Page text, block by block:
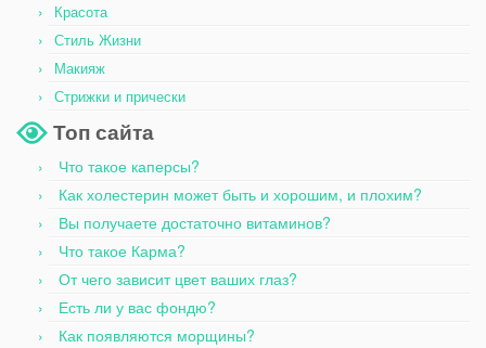
Красота
Стиль Жизни
Макияж
Стрижки и прически
Топ сайта
Что такое каперсы?
Как холестерин может быть и хорошим, и плохим?
Вы получаете достаточно витаминов?
Что такое Карма?
От чего зависит цвет ваших глаз?
Есть ли у вас фондю?
Как появляются морщины?